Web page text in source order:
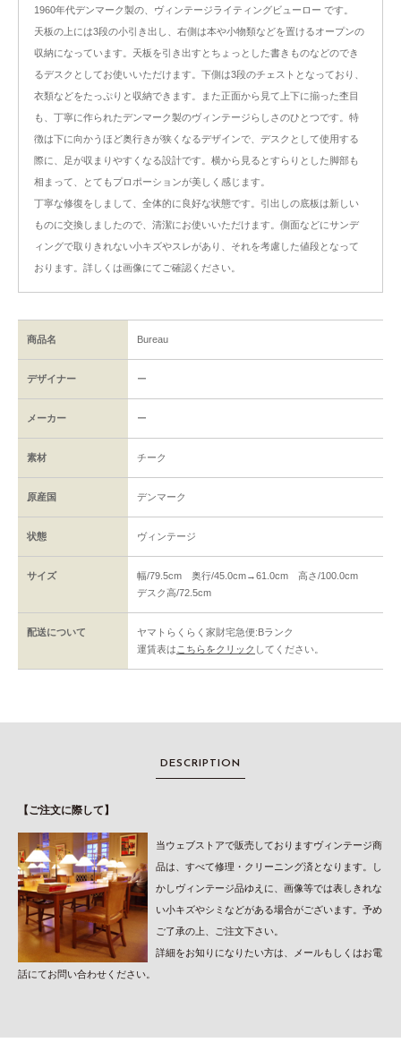
1960年代デンマーク製の、ヴィンテージライティングビューロー です。
天板の上には3段の小引き出し、右側は本や小物類などを置けるオープンの
収納になっています。天板を引き出すとちょっとした書きものなどのでき
るデスクとしてお使いいただけます。下側は3段のチェストとなっており、
衣類などをたっぷりと収納できます。また正面から見て上下に揃った杢目
も、丁寧に作られたデンマーク製のヴィンテージらしさのひとつです。特
徴は下に向かうほど奥行きが狭くなるデザインで、デスクとして使用する
際に、足が収まりやすくなる設計です。横から見るとすらりとした脚部も
相まって、とてもプロポーションが美しく感じます。
丁寧な修復をしまして、全体的に良好な状態です。引出しの底板は新しい
ものに交換しましたので、清潔にお使いいただけます。側面などにサンデ
ィングで取りきれない小キズやスレがあり、それを考慮した値段となって
おります。詳しくは画像にてご確認ください。
商品名 Bureau
デザイナー ー
メーカー ー
素材 チーク
原産国 デンマーク
状態 ヴィンテージ
サイズ
幅/79.5cm 奥行/45.0cm→61.0cm 高さ/100.0cm
デスク高/72.5cm
配送について
ヤマトらくらく家財宅急便:Bランク
運賃表は こちらをクリック してください。
DESCRIPTION
【ご注文に際して】
当ウェブストアで販売しておりますヴィンテージ商
品は、すべて修理・クリーニング済となります。し
かしヴィンテージ品ゆえに、画像等では表しきれな
い小キズやシミなどがある場合がございます。予め
ご了承の上、ご注文下さい。
詳細をお知りになりたい方は、メールもしくはお電
話にてお問い合わせください。